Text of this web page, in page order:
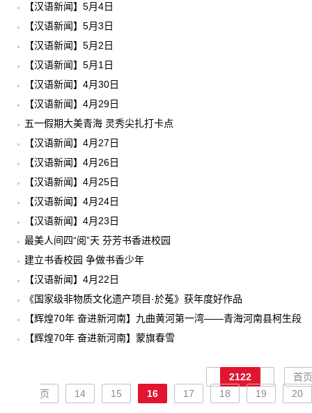
【汉语新闻】5月4日
【汉语新闻】5月3日
【汉语新闻】5月2日
【汉语新闻】5月1日
【汉语新闻】4月30日
【汉语新闻】4月29日
五一假期大美青海 灵秀尖扎打卡点
【汉语新闻】4月27日
【汉语新闻】4月26日
【汉语新闻】4月25日
【汉语新闻】4月24日
【汉语新闻】4月23日
最美人间四“阅”天 芬芳书香进校园
建立书香校园 争做书香少年
【汉语新闻】4月22日
《国家级非物质文化遗产项目·於菟》获年度好作品
【辉煌70年 奋进新河南】九曲黄河第一湾——青海河南县柯生段
【辉煌70年 奋进新河南】蒙旗春雪
2122
首
页
14 15 16 17 18 19 20